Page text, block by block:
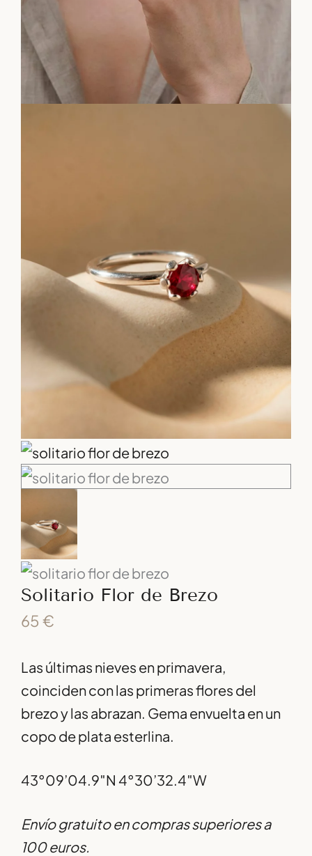
Solitario Flor de Brezo
65 €
Las últimas nieves en primavera,
coinciden con las primeras flores del
brezo y las abrazan. Gema envuelta en un
copo de plata esterlina.
43°09’04.9″N 4°30’32.4″W
Envío gratuito en compras superiores a
100 euros.